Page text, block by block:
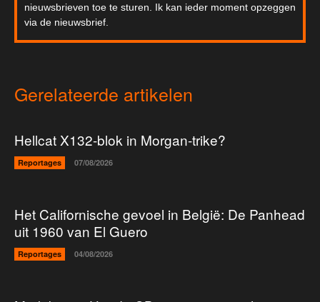
nieuwsbrieven toe te sturen. Ik kan ieder moment opzeggen
via de nieuwsbrief.
Gerelateerde artikelen
Hellcat X132-blok in Morgan-trike?
Reportages 07/08/2026
Het Californische gevoel in België: De Panhead
uit 1960 van El Guero
Reportages 04/08/2026